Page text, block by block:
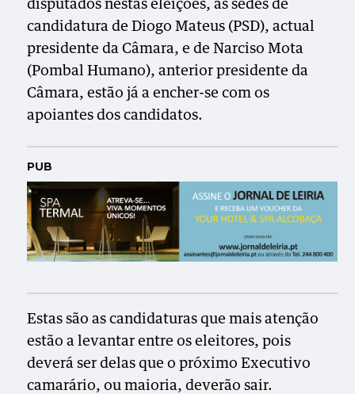
disputados nestas eleições, as sedes de
candidatura de Diogo Mateus (PSD), actual
presidente da Câmara, e de Narciso Mota
(Pombal Humano), anterior presidente da
Câmara, estão já a encher-se com os
apoiantes dos candidatos.
PUB
Estas são as candidaturas que mais atenção
estão a levantar entre os eleitores, pois
deverá ser delas que o próximo Executivo
camarário, ou maioria, deverão sair.